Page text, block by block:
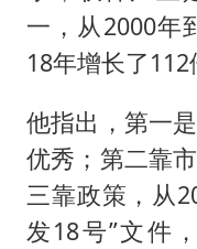
一，从2000年
18年增长了112
他指出，第一
优秀；第二靠
三靠政策，从
发18号”文件